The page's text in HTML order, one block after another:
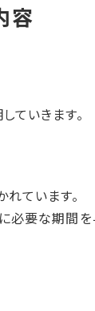
容
ていきます。
ています。
必要な期間